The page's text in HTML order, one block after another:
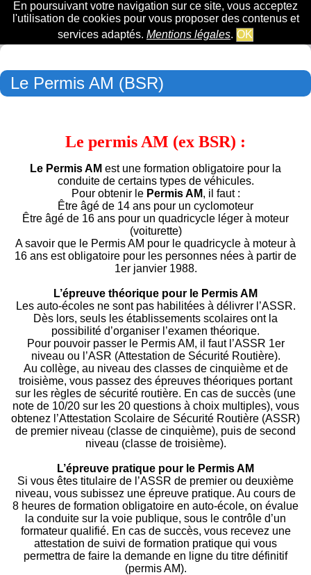
En poursuivant votre navigation sur ce site, vous acceptez
l'utilisation de cookies pour vous proposer des contenus et
services adaptés. Mentions légales. OK
Le Permis AM (BSR)
Le permis AM (ex BSR) :
Le Permis AM est une formation obligatoire pour la
conduite de certains types de véhicules.
Pour obtenir le Permis AM, il faut :
Être âgé de 14 ans pour un cyclomoteur
Être âgé de 16 ans pour un quadricycle léger à moteur
(voiturette)
A savoir que le Permis AM pour le quadricycle à moteur à
16 ans est obligatoire pour les personnes nées à partir de
1er janvier 1988.
L’épreuve théorique pour le Permis AM
Les auto-écoles ne sont pas habilitées à délivrer l’ASSR.
Dès lors, seuls les établissements scolaires ont la
possibilité d’organiser l’examen théorique.
Pour pouvoir passer le Permis AM, il faut l’ASSR 1er
niveau ou l’ASR (Attestation de Sécurité Routière).
Au collège, au niveau des classes de cinquième et de
troisième, vous passez des épreuves théoriques portant
sur les règles de sécurité routière. En cas de succès (une
note de 10/20 sur les 20 questions à choix multiples), vous
obtenez l’Attestation Scolaire de Sécurité Routière (ASSR)
de premier niveau (classe de cinquième), puis de second
niveau (classe de troisième).
L’épreuve pratique pour le Permis AM
Si vous êtes titulaire de l’ASSR de premier ou deuxième
niveau, vous subissez une épreuve pratique. Au cours de
8 heures de formation obligatoire en auto-école, on évalue
la conduite sur la voie publique, sous le contrôle d’un
formateur qualifié. En cas de succès, vous recevez une
attestation de suivi de formation pratique qui vous
permettra de faire la demande en ligne du titre définitif
(permis AM).